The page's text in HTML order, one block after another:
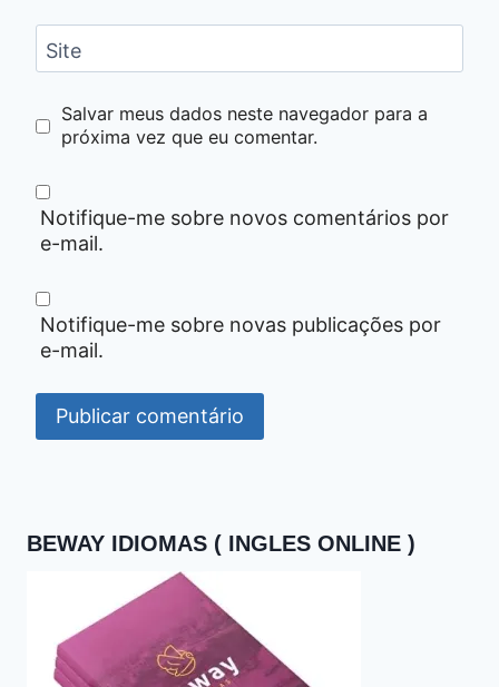
Site
Salvar meus dados neste navegador para a
próxima vez que eu comentar.
Notifique-me sobre novos comentários por
e-mail.
Notifique-me sobre novas publicações por
e-mail.
BEWAY IDIOMAS ( INGLES ONLINE )